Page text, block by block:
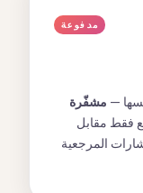
مدفوعة
— مشفّرة
فقط مقابل
المرجعية